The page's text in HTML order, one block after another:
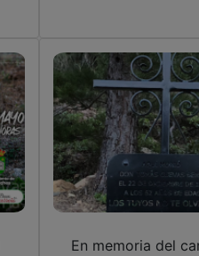
En memoria del